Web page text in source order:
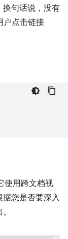
换句话说，没有
户点击链接
使用跨文档视
您是否要深入